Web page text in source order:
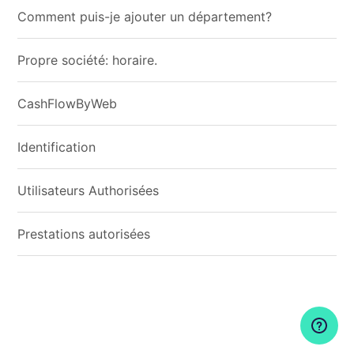
Comment puis-je ajouter un département?
Propre société: horaire.
CashFlowByWeb
Identification
Utilisateurs Authorisées
Prestations autorisées